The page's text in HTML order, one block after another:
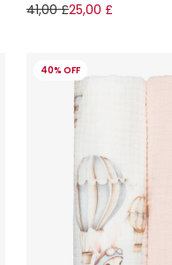
41,00 £25,00 £
40% OFF